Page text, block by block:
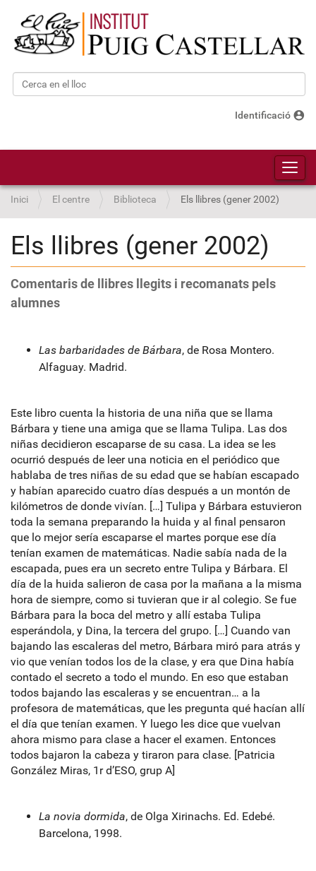
Cerca
Identificació account_circle
Inici El centre Biblioteca Els llibres (gener 2002)
Els llibres (gener 2002)
Comentaris de llibres llegits i recomanats pels
alumnes
Las barbaridades de Bárbara, de Rosa Montero.
Alfaguay. Madrid.
Este libro cuenta la historia de una niña que se llama
Bárbara y tiene una amiga que se llama Tulipa. Las dos
niñas decidieron escaparse de su casa. La idea se les
ocurrió después de leer una noticia en el periódico que
hablaba de tres niñas de su edad que se habían escapado
y habían aparecido cuatro días después a un montón de
kilómetros de donde vivían. […] Tulipa y Bárbara estuvieron
toda la semana preparando la huida y al final pensaron
que lo mejor sería escaparse el martes porque ese día
tenían examen de matemáticas. Nadie sabía nada de la
escapada, pues era un secreto entre Tulipa y Bárbara. El
día de la huida salieron de casa por la mañana a la misma
hora de siempre, como si tuvieran que ir al colegio. Se fue
Bárbara para la boca del metro y allí estaba Tulipa
esperándola, y Dina, la tercera del grupo. […] Cuando van
bajando las escaleras del metro, Bárbara miró para atrás y
vio que venían todos los de la clase, y era que Dina había
contado el secreto a todo el mundo. En eso que estaban
todos bajando las escaleras y se encuentran… a la
profesora de matemáticas, que les pregunta qué hacían allí
el día que tenían examen. Y luego les dice que vuelvan
ahora mismo para clase a hacer el examen. Entonces
todos bajaron la cabeza y tiraron para clase. [Patricia
González Miras, 1r d’ESO, grup A]
La novia dormida, de Olga Xirinachs. Ed. Edebé.
Barcelona, 1998.